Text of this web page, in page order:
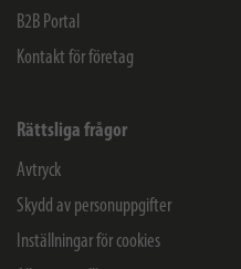
B2B Portal
Kontakt för företag
Rättsliga frågor
Avtryck
Skydd av personuppgifter
Inställningar för cookies